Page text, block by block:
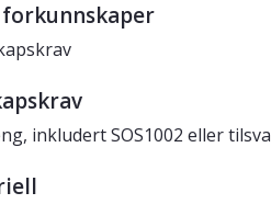
inkludert SOS1002 eller